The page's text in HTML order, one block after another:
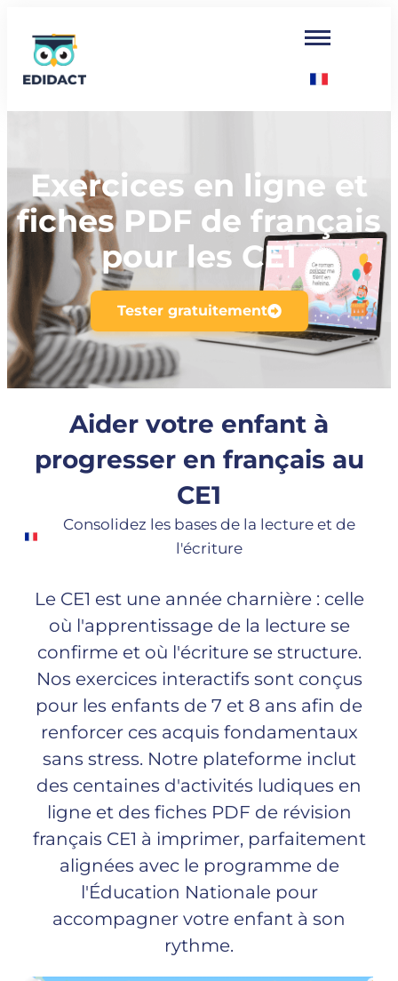
Exercices en ligne et
fiches PDF de français
pour les CE1
Tester gratuitement
Aider votre enfant à
progresser en français au
CE1
Consolidez les bases de la lecture et de
l'écriture
Le CE1 est une année charnière : celle
où l'apprentissage de la lecture se
confirme et où l'écriture se structure.
Nos exercices interactifs sont conçus
pour les enfants de 7 et 8 ans afin de
renforcer ces acquis fondamentaux
sans stress. Notre plateforme inclut
des centaines d'activités ludiques en
ligne et des fiches PDF de révision
français CE1 à imprimer, parfaitement
alignées avec le programme de
l'Éducation Nationale pour
accompagner votre enfant à son
rythme.